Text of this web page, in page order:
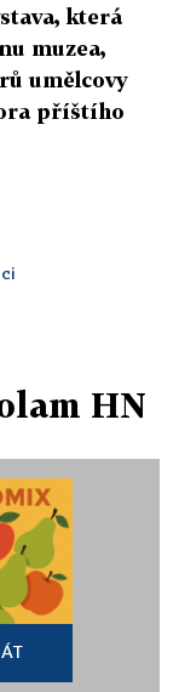
která
muzea,
umělcovy
příštího
HN